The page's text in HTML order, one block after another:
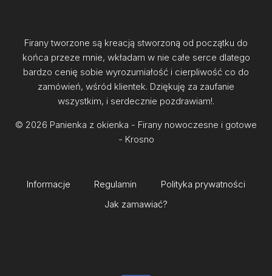
Firany tworzone są kreacją stworzoną od początku do
końca przeze mnie, wkładam w nie całe serce dlatego
bardzo cenię sobie wyrozumiałość i cierpliwość co do
zamówień, wśród klientek. Dziękuję za zaufanie
wszystkim, i serdecznie pozdrawiam!.
© 2026 Panienka z okienka - Firany nowoczesne i gotowe
- Krosno
Informacje Regulamin
Polityka prywatności
Jak zamawiać?